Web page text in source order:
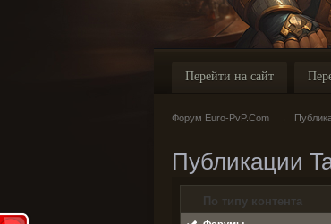
Перейти на сайт
Форум Euro-PvP.Com →
Публикации
По типу контента